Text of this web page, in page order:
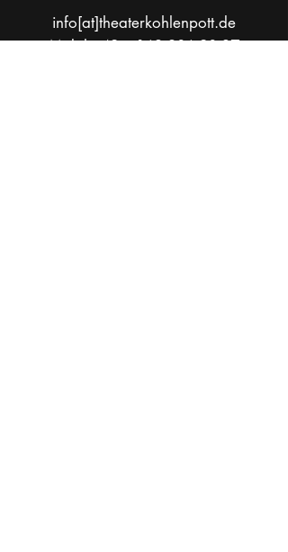
info[at]theaterkohlenpott.de
Mobil +49 _162 286 90 37